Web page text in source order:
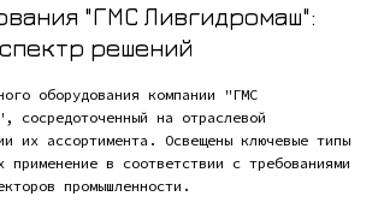
"ГМС Ливгидромаш":
решений
оборудования компании "ГМС
сосредоточенный на отраслевой
их ассортимента. Освещены ключевые типы
применение в соответствии с требованиями
промышленности.